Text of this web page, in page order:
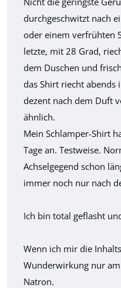
durchgeschwitzt nach
oder einem verfrühten
letzte, mit 28 Grad,
dem Duschen und
das Shirt riecht abends
dezent nach dem Duft
ähnlich.
Mein Schlamper-Shirt
Tage an. Testweise.
Achselgegend schon
immer noch nur nach
Ich bin total geflasht
Wenn ich mir die
Wunderwirkung nur
Natron.